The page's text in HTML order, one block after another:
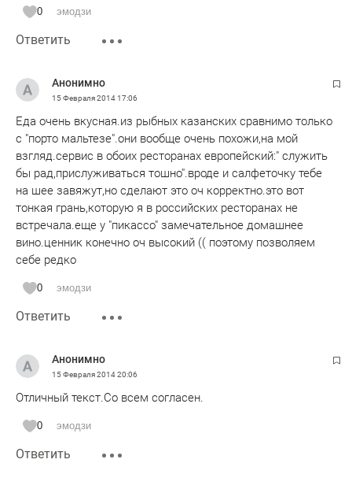
0 эмодзи
Ответить
Анонимно
15 Февраля 201417:06
Еда очень вкусная.из рыбных казанских сравнимо только
с "порто мальтезе".они вообще очень похожи,на мой
взгляд.сервис в обоих ресторанах европейский:" служить
бы рад,прислуживаться тошно".вроде и салфеточку тебе
на шее завяжут,но сделают это оч корректно.это вот
тонкая грань,которую я в российских ресторанах не
встречала.еще у "пикассо" замечательное домашнее
вино.ценник конечно оч высокий (( поэтому позволяем
себе редко
0 эмодзи
Ответить
Анонимно
15 Февраля 201420:06
Отличный текст.Со всем согласен.
0 эмодзи
Ответить